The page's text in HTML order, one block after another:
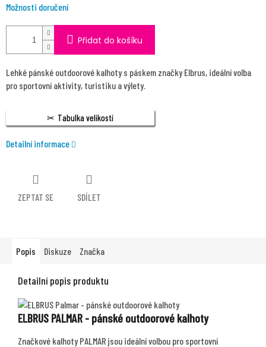
Možnosti doručení
Přidat do košíku
Lehké pánské outdoorové kalhoty s páskem značky Elbrus, ideální volba
pro sportovní aktivity, turistiku a výlety.
Tabulka velikostí
Detailní informace
ZEPTAT SE SDÍLET
Popis Diskuze Značka
Detailní popis produktu
ELBRUS PALMAR - pánské outdoorové kalhoty
Značkové kalhoty PALMAR jsou ideální volbou pro sportovní